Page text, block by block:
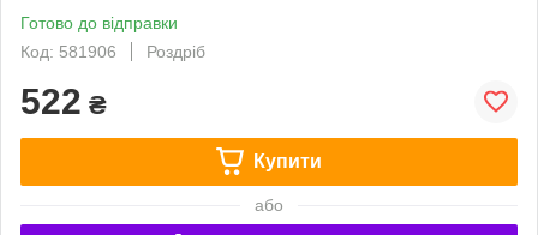
Готово до відправки
Код: 581906
Роздріб
522 ₴
Купити
або